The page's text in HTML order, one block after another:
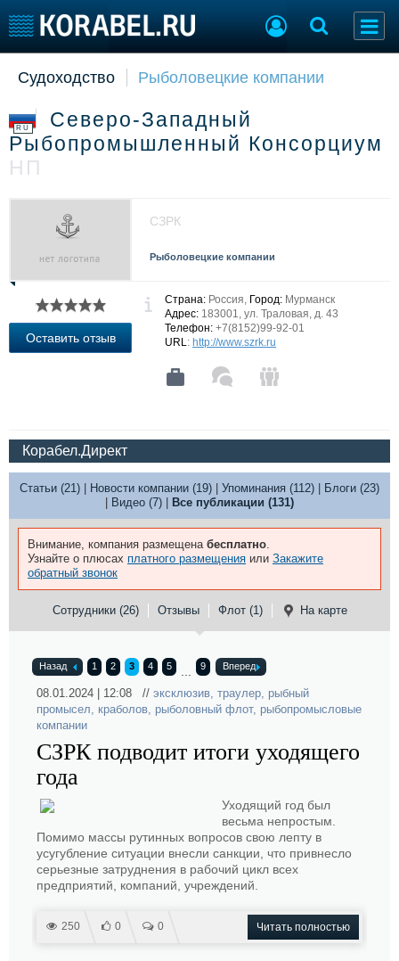
Судостроение
Новости
Компании
Крюинг
Журнал
Реклама
Торговая площадка
Продажа флота
Оборудование
Конференции
Выставки и семинары
Личности
Флот
Галерея флота
Форум
Отзывы
Судоходство Рыболовецкие компании
RU
Северо-Западный
Рыбопромышленный Консорциум
НП
СЗРК
Рыболовецкие компании
Оставить отзыв
Страна: Россия, Город: Мурманск
Адрес: 183001, ул. Траловая, д. 43
Телефон: +7(8152)99-92-01
URL: http://www.szrk.ru
Корабел.Директ
Статьи (21) Новости компании (19) Упоминания (112)
Блоги (23)
Видео (7) Все публикации (131)
Внимание, компания размещена бесплатно.
Узнайте о плюсах платного размещения или Закажите
обратный звонок
Сотрудники (26) Отзывы Флот (1) На карте
Назад 1 2 3 4 5 9 Вперед
08.01.2024 | 12:08 // эксклюзив, траулер, рыбный
промысел, краболов, рыболовный флот, рыбопромысловые
компании
СЗРК подводит итоги уходящего
года
Уходящий год был
весьма непростым.
Помимо массы рутинных вопросов свою лепту в
усугубление ситуации внесли санкции, что привнесло
серьезные затруднения в рабочий цикл всех
предприятий, компаний, учреждений.
250 0 0 Читать полностью